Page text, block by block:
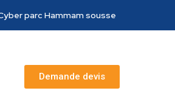
parc Hammam sousse
Demande devis